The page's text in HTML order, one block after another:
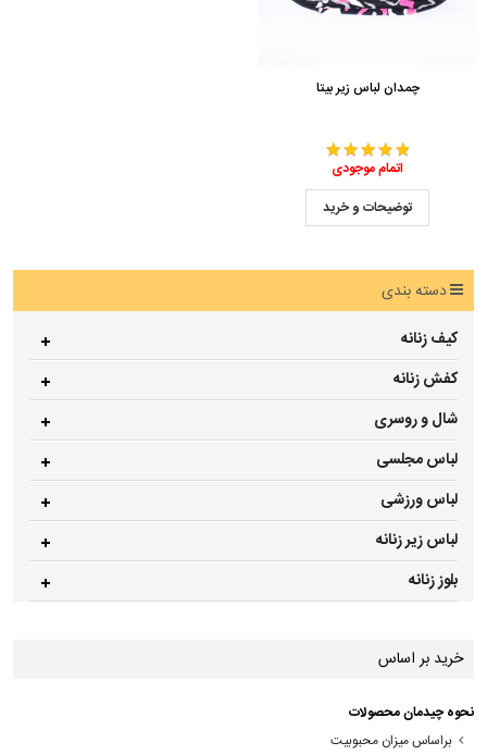
چمدان لباس زیر بیتا
اتمام موجودی
توضیحات و خرید
دسته بندی
کیف زنانه
کفش زنانه
شال و روسری
لباس مجلسی
لباس ورزشی
لباس زیر زنانه
بلوز زنانه
خرید بر اساس
نحوه چیدمان محصولات
براساس میزان محبوبیت